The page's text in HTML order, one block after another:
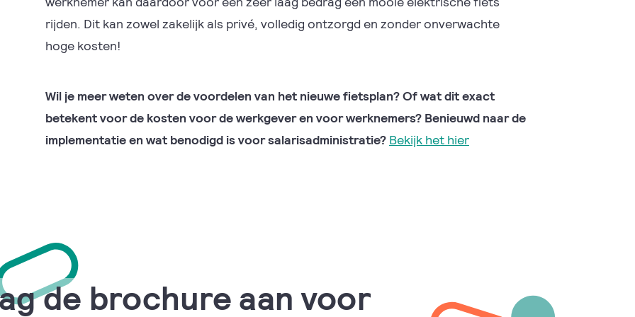
rijden. Dit kan zowel zakelijk als privé, volledig ontzorgd en zonder onverwachte
hoge kosten!
Wil je meer weten over de voordelen van het nieuwe fietsplan? Of wat dit exact
betekent voor de kosten voor de werkgever en voor werknemers? Benieuwd naar de
implementatie en wat benodigd is voor salarisadministratie? Bekijk het hier
de brochure aan voor